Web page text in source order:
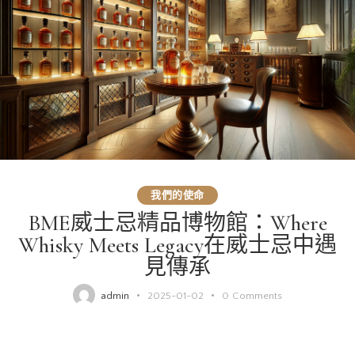
我們的使命
BME威士忌精品博物館：Where
Whisky Meets Legacy在威士忌中遇
見傳承
admin 2025-01-02 0 Comments